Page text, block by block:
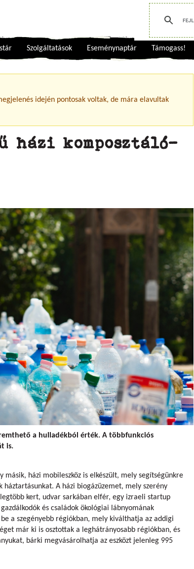
Szolgáltatások Eseménynaptár Támogass!
idején pontosak voltak, de mára elavultak
házi komposztáló-
a hulladékból érték. A többfunkciós
is.
házi mobileszköz is elkészült, mely segítségünkre
A házi biogázüzemet, mely szerény
kert, udvar sarkában elfér, egy izraeli startup
és családok ökológiai lábnyomának
a szegényebb régiókban, mely kiválthatja az addigi
már ki is osztottak a leghátrányosabb régiókban, és
bárki megvásárolhatja az eszközt jelenleg 995